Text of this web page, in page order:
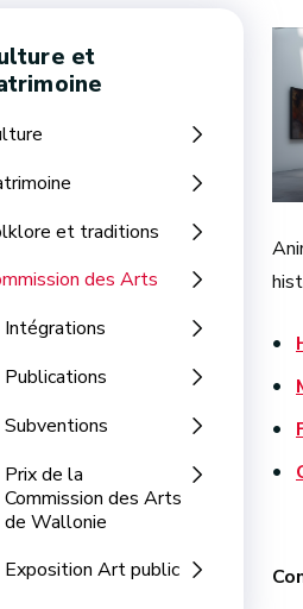
et
et traditions
des Arts
Intégrations
Publications
Subventions
Prix de la
Commission des Arts
de Wallonie
Exposition Art public